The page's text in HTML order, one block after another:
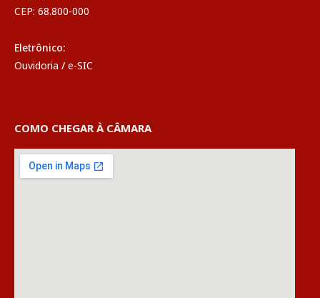
CEP: 68.800-000
Eletrônico:
Ouvidoria / e-SIC
COMO CHEGAR À CÂMARA